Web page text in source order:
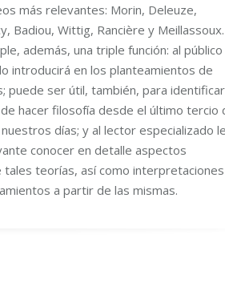
más relevantes: Morin, Deleuze,
Badiou, Wittig, Rancière y Meillassoux.
además, una triple función: al
introducirá en los planteamientos de
puede ser útil, también, para
hacer filosofía desde el último tercio
días; y al lector especializado
conocer en detalle aspectos
tales teorías, así como
a partir de las mismas.